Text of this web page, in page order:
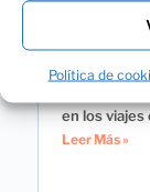
Política de
en los viajes
Leer Más »